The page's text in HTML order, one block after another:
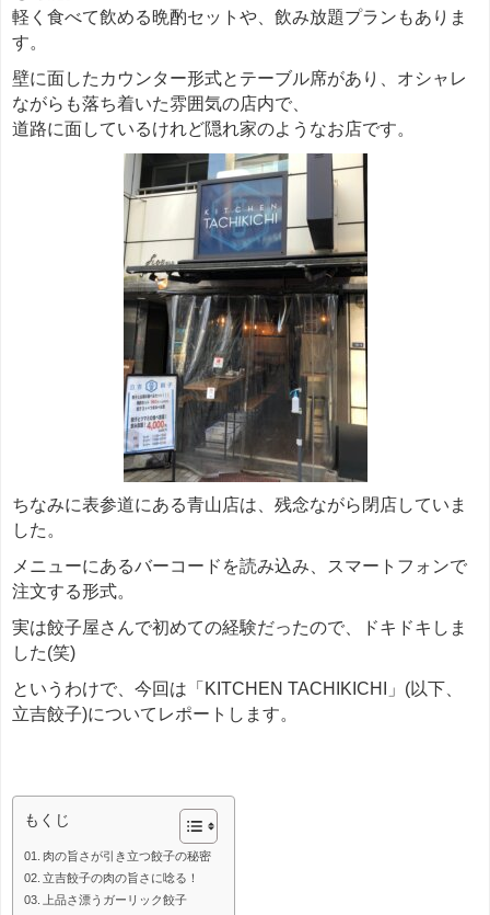
軽く食べて飲める晩酌セットや、飲み放題プランもありま
す。
壁に面したカウンター形式とテーブル席があり、オシャレ
ながらも落ち着いた雰囲気の店内で、
道路に面しているけれど隠れ家のようなお店です。
ちなみに表参道にある青山店は、残念ながら閉店していま
した。
メニューにあるバーコードを読み込み、スマートフォンで
注文する形式。
実は餃子屋さんで初めての経験だったので、ドキドキしま
した(笑)
というわけで、今回は「KITCHEN TACHIKICHI」(以下、
立吉餃子)についてレポートします。
もくじ
肉の旨さが引き立つ餃子の秘密
立吉餃子の肉の旨さに唸る！
上品さ漂うガーリック餃子